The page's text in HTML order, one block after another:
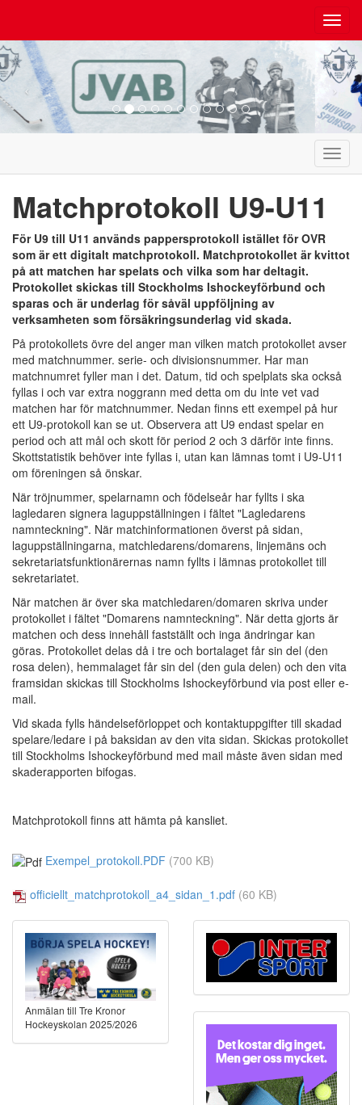
Matchprotokoll U9-U11
För U9 till U11 används pappersprotokoll istället för OVR
som är ett digitalt matchprotokoll. Matchprotokollet är kvittot
på att matchen har spelats och vilka som har deltagit.
Protokollet skickas till Stockholms Ishockeyförbund och
sparas och är underlag för såväl uppföljning av
verksamheten som försäkringsunderlag vid skada.
På protokollets övre del anger man vilken match protokollet avser
med matchnummer. serie- och divisionsnummer. Har man
matchnumret fyller man i det. Datum, tid och spelplats ska också
fyllas i och var extra noggrann med detta om du inte vet vad
matchen har för matchnummer. Nedan finns ett exempel på hur
ett U9-protokoll kan se ut. Observera att U9 endast spelar en
period och att mål och skott för period 2 och 3 därför inte finns.
Skottstatistik behöver inte fyllas i, utan kan lämnas tomt i U9-U11
om föreningen så önskar.
När tröjnummer, spelarnamn och födelseår har fyllts i ska
lagledaren signera laguppställningen i fältet "Lagledarens
namnteckning". När matchinformationen överst på sidan,
laguppställningarna, matchledarens/domarens, linjemäns och
sekretariatsfunktionärernas namn fyllts i lämnas protokollet till
sekretariatet.
När matchen är över ska matchledaren/domaren skriva under
protokollet i fältet "Domarens namnteckning". När detta gjorts är
matchen och dess innehåll fastställt och inga ändringar kan
göras. Protokollet delas då i tre och bortalaget får sin del (den
rosa delen), hemmalaget får sin del (den gula delen) och den vita
framsidan skickas till Stockholms Ishockeyförbund via post eller e-
mail.
Vid skada fylls händelseförloppet och kontaktuppgifter till skadad
spelare/ledare i på baksidan av den vita sidan. Skickas protokollet
till Stockholms Ishockeyförbund med mail måste även sidan med
skaderapporten bifogas.
Matchprotokoll finns att hämta på kansliet.
Exempel_protokoll.PDF (700 KB)
officiellt_matchprotokoll_a4_sidan_1.pdf (60 KB)
Anmälan till Tre Kronor
Hockeyskolan 2025/2026